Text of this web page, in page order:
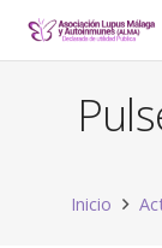
Inicio